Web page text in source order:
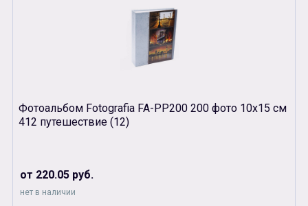
Фотоальбом Fotografia FA-PP200 200 фото 10х15 см
412 путешествие (12)
от 220.05 руб.
нет в наличии